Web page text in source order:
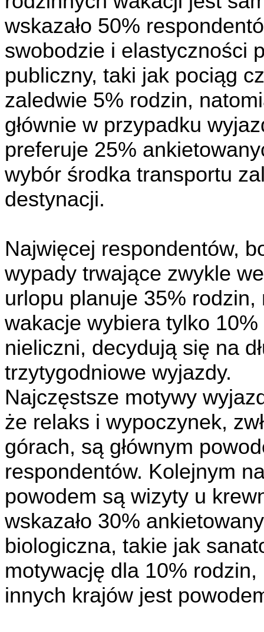
wskazało 50%
swobodzie i elastyczności
publiczny, taki jak pociąg
zaledwie 5% rodzin,
głównie w przypadku
preferuje 25%
wybór środka transportu
destynacji.
Najwięcej respondentów,
wypady trwające zwykle
urlopu planuje 35%
wakacje wybiera tylko
nieliczni, decydują się na
trzytygodniowe wyjazdy.
Najczęstsze motywy
że relaks i wypoczynek,
górach, są głównym
respondentów. Kolejnym
powodem są wizyty u
wskazało 30%
biologiczna, takie jak
motywację dla 10%
innych krajów jest